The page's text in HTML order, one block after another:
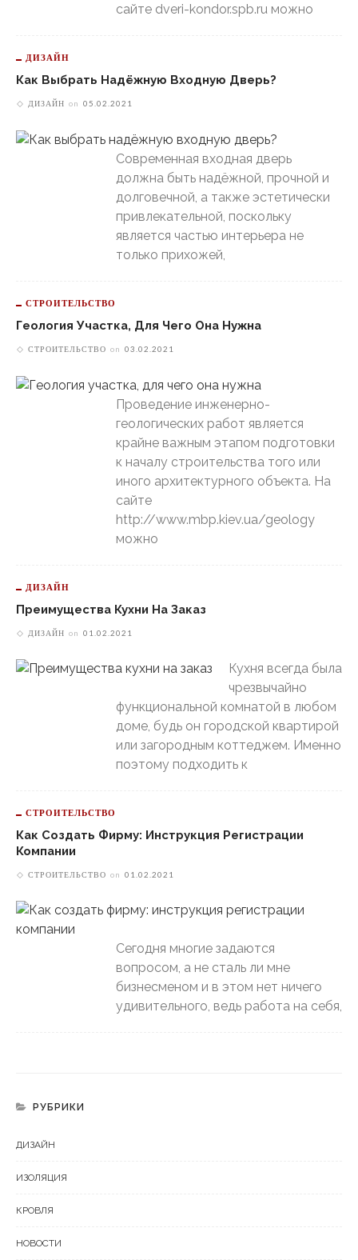
сайте dveri-kondor.spb.ru можно
ДИЗАЙН
Как Выбрать Надёжную Входную Дверь?
ДИЗАЙН on 05.02.2021
Современная входная дверь
должна быть надёжной, прочной и
долговечной, а также эстетически
привлекательной, поскольку
является частью интерьера не
только прихожей,
СТРОИТЕЛЬСТВО
Геология Участка, Для Чего Она Нужна
СТРОИТЕЛЬСТВО on 03.02.2021
Проведение инженерно-
геологических работ является
крайне важным этапом подготовки
к началу строительства того или
иного архитектурного объекта. На
сайте
http://www.mbp.kiev.ua/geology
можно
ДИЗАЙН
Преимущества Кухни На Заказ
ДИЗАЙН on 01.02.2021
Кухня всегда была
чрезвычайно
функциональной комнатой в любом
доме, будь он городской квартирой
или загородным коттеджем. Именно
поэтому подходить к
СТРОИТЕЛЬСТВО
Как Создать Фирму: Инструкция Регистрации
Компании
СТРОИТЕЛЬСТВО on 01.02.2021
Сегодня многие задаются
вопросом, а не сталь ли мне
бизнесменом и в этом нет ничего
удивительного, ведь работа на себя,
РУБРИКИ
ДИЗАЙН
ИЗОЛЯЦИЯ
КРОВЛЯ
НОВОСТИ